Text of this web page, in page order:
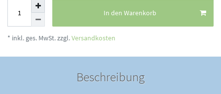
In den Warenkorb
* inkl. ges. MwSt. zzgl.Versandkosten
Beschreibung